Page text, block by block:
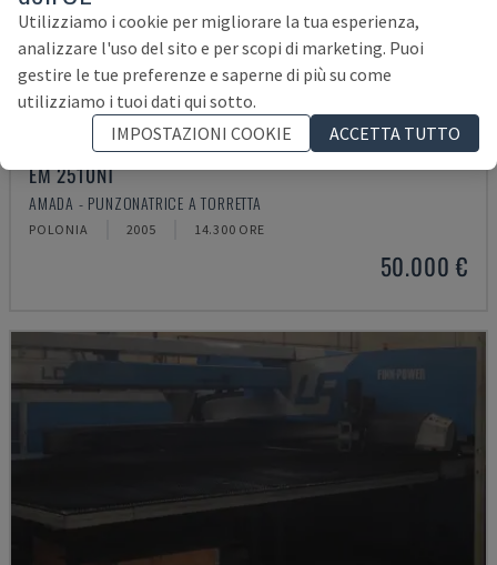
EM 2510NT
AMADA - PUNZONATRICE A TORRETTA
POLONIA 2005 14.300 ORE
50.000 €
Utilizziamo i cookie per migliorare la tua esperienza,
analizzare l'uso del sito e per scopi di marketing. Puoi
gestire le tue preferenze e saperne di più su come
utilizziamo i tuoi dati qui sotto.
IMPOSTAZIONI COOKIE
ACCETTA TUTTO